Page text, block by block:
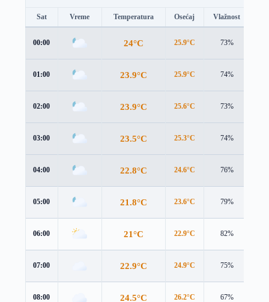
Sat Vreme Temperatura Osećaj Vlažnost
00:00 24°C 25.9°C 73%
01:00 23.9°C 25.9°C 74%
02:00 23.9°C 25.6°C 73%
03:00 23.5°C 25.3°C 74%
04:00 22.8°C 24.6°C 76%
05:00 21.8°C 23.6°C 79%
06:00 21°C 22.9°C 82%
07:00 22.9°C 24.9°C 75%
08:00 24.5°C 26.2°C 67%